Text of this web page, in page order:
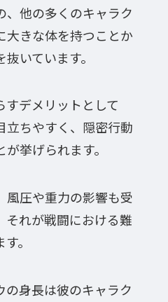
、他の多くのキャラク
大きな体を持つことか
いています。
デメリットとして
立ちやすく、隠密行動
挙げられます。
風圧や重力の影響も受
それが戦闘における難
。
の身長は彼のキャラク